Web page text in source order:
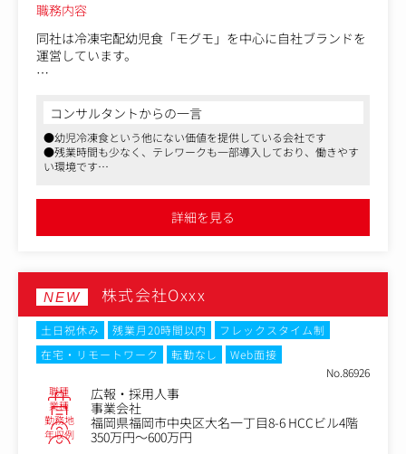
職務内容
同社は冷凍宅配幼児食「モグモ」を中心に自社ブランドを
運営しています。
点の冷凍宅配食事サービスです。
忙しい保護者のために、健康的かつバランスの取れた食事
を提供し、お子様の成長をサポートしています。
家族の成長を支えるライフスタイルブランドです。
既存ブランドだけではなく、今後複数の新ブランドの立ち
上げを予定しており、CRMやマーケティングの力がこれま
ていく。そんな「関係づくりのプロ」を、新たに仲間とし
てお迎えしたいと考えています。
＜具体的には＞
・顧客セグメントに応じたCRM施策の企画、実行（メール
・購買、閲覧、行動データの分析と施策への反映
・F2転換、アップセル、離脱防止などの改善提案と実行
・メルマガの文章作成やキャンペーン訴求の設計
コンサルタントからの一言
●幼児冷凍食という他にない価値を提供している会社です
●残業時間も少なく、テレワークも一部導入しており、働きやす
い環境です
詳細を見る
NEW 株式会社Oxxx
土日祝休み 残業月20時間以内
フレックスタイム制
在宅・リモートワーク
転勤なし
Web面接
No.86926
職種 広報・採用人事
業種 事業会社
勤務地 福岡県福岡市中央区大名一丁目8-6 HCCビル4階
年収例
350万円～600万円